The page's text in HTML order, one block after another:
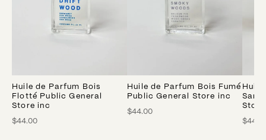
Huile de Parfum Bois
Flotté Public General
Store inc
$44.00
Huile de Parfum Bois Fumé
Public General Store inc
$44.00